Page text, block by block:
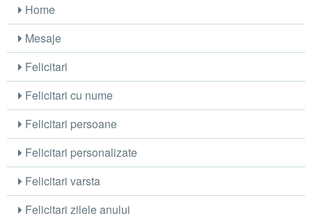
Home
Mesaje
Felicitari
Felicitari cu nume
Felicitari persoane
Felicitari personalizate
Felicitari varsta
Felicitari zilele anului